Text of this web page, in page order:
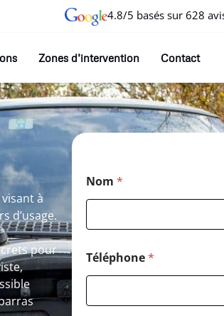
4.8/5 basés sur 628
Zones d’intervention Contact
à
d’usage.
pour
Nom *
Téléphone*